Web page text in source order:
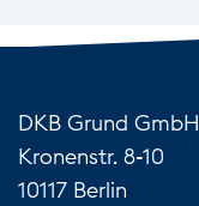
DKB Grund GmbH
Kronenstr. 8-10
10117 Berlin